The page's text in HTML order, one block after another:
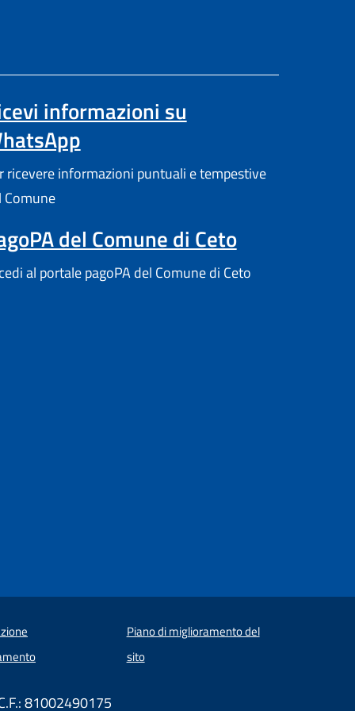
scheda).
informazioni su
ricevere informazioni puntuali e tempestive
Comune
del Comune di Ceto
al portale pagoPA del Comune di Ceto
Piano di miglioramento del
sito
81002490175